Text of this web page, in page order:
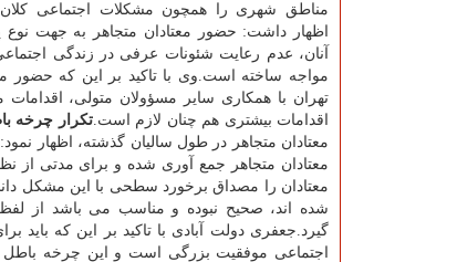
مناطق شهری را همچون مشكلات اجتماعی
اظهار داشت: حضور معتادان متجاهر به جهت
آنان، عدم رعایت شئونات عرفی در زندگی
مواجه ساخته است.وی با تاكید بر این كه حضور
تهران با همكاری سایر مسؤولان متولی، اقدامات
اقدامات بیشتری هم چنان لازم است.تكرار چرخه
معتادان متجاهر در طول سالیان گذشته، اظهار
معتادان متجاهر جمع آوری شده و برای مدتی از
معتادان را مصداق برخورد سطحی با این مشكل
شده اند، صحیح نبوده و مناسب می باشد از لفظ
گیرد.جعفری دولت آبادی با تاكید بر این كه باید
اجتماعی موفقیت بزرگی است و این چرخه